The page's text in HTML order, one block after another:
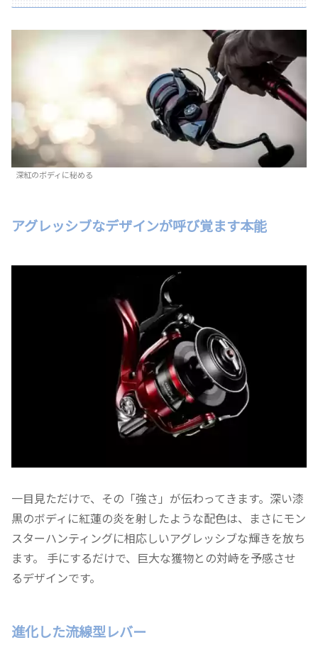
深紅のボディに秘める
アグレッシブなデザインが呼び覚ます本能
一目見ただけで、その「強さ」が伝わってきます。深い漆
黒のボディに紅蓮の炎を射したような配色は、まさにモン
スターハンティングに相応しいアグレッシブな輝きを放ち
ます。 手にするだけで、巨大な獲物との対峙を予感させ
るデザインです。
進化した流線型レバー